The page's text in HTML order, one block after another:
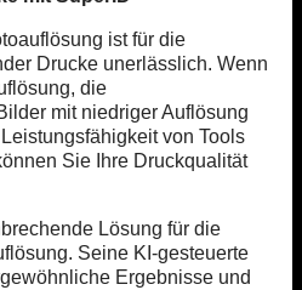
ist für die
Drucke unerlässlich. Wenn
die
mit niedriger Auflösung
von Tools
Sie Ihre Druckqualität
Lösung für die
Seine KI-gesteuerte
Ergebnisse und